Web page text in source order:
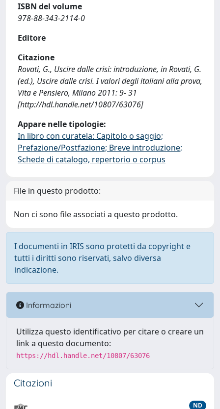
ISBN del volume
978-88-343-2114-0
Editore
Citazione
Rovati, G., Uscire dalle crisi: introduzione, in Rovati, G.
(ed.), Uscire dalle crisi. I valori degli italiani alla prova,
Vita e Pensiero, Milano 2011: 9- 31
[http://hdl.handle.net/10807/63076]
Appare nelle tipologie:
In libro con curatela: Capitolo o saggio;
Prefazione/Postfazione; Breve introduzione;
Schede di catalogo, repertorio o corpus
File in questo prodotto:
Non ci sono file associati a questo prodotto.
I documenti in IRIS sono protetti da copyright e
tutti i diritti sono riservati, salvo diversa
indicazione.
Informazioni
Utilizza questo identificativo per citare o creare un
link a questo documento:
https://hdl.handle.net/10807/63076
Citazioni
ND